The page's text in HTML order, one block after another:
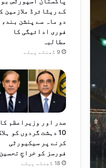
کے ریٹائرڈ ملازمین
دو ماہ سے پنشن بند،
فوری ادائیگی کا
مطالبہ
9 گھنٹے پہلے
صدر اور وزیراعظم کا
10 دہشت گردوں کو
کرنے پر سیکیورٹی
فورسز کو خراجِ تحسین
18 گھنٹے پہلے